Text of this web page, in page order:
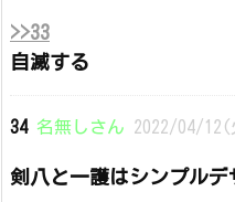
>>33
自滅する
34 名無しさん 2022/04/12(
剣八と一護はシンプル